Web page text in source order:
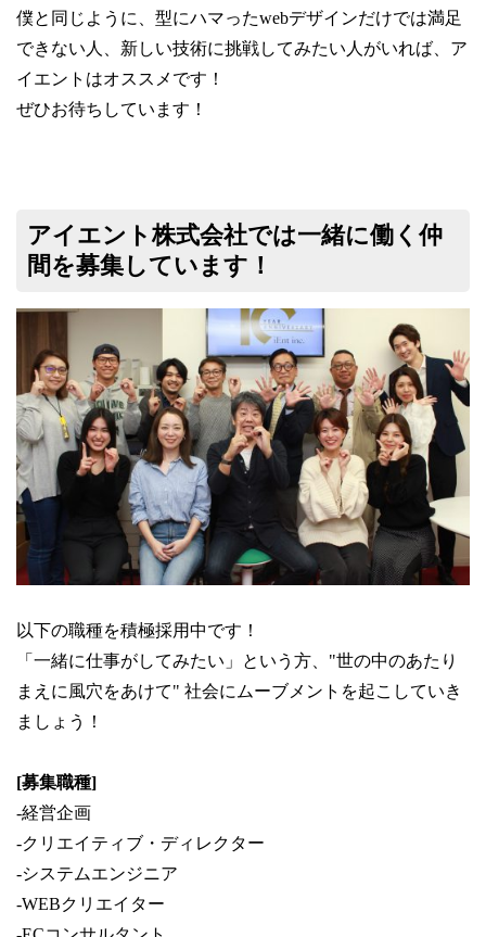
僕と同じように、型にハマったwebデザインだけでは満足
できない人、新しい技術に挑戦してみたい人がいれば、ア
イエントはオススメです！
ぜひお待ちしています！
アイエント株式会社では一緒に働く仲
間を募集しています！
以下の職種を積極採用中です！
「一緒に仕事がしてみたい」という方、"世の中のあたり
まえに風穴をあけて" 社会にムーブメントを起こしていき
ましょう！
[募集職種]
-経営企画
-クリエイティブ・ディレクター
-システムエンジニア
-WEBクリエイター